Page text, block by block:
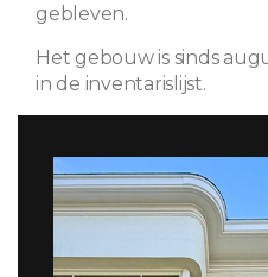
gebleven.
Het gebouw is sinds
in de inventarislijst.